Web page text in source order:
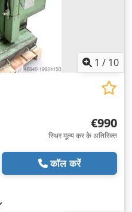
1 / 10
€990
स्थिर मूल्य कर के अतिरिक्त
कॉल करें